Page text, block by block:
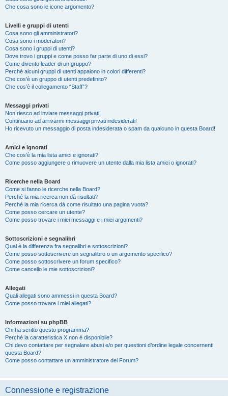
Che cosa sono le icone argomento?
Livelli e gruppi di utenti
Cosa sono gli amministratori?
Cosa sono i moderatori?
Cosa sono i gruppi di utenti?
Dove trovo i gruppi e come posso far parte di uno di essi?
Come divento leader di un gruppo?
Perché alcuni gruppi di utenti appaiono in colori differenti?
Che cos’è un gruppo di utenti predefinito?
Che cos’è il collegamento “Staff”?
Messaggi privati
Non riesco ad inviare messaggi privati!
Continuano ad arrivarmi messaggi privati indesiderati!
Ho ricevuto un messaggio di posta indesiderata o spam da qualcuno in questa Board!
Amici e ignorati
Che cos’è la mia lista amici e ignorati?
Come posso aggiungere o rimuovere un utente dalla mia lista amici o ignorati?
Ricerche nella Board
Come si fanno le ricerche nella Board?
Perché la mia ricerca non dà risultati?
Perché la mia ricerca dà come risultato una pagina vuota?
Come posso cercare un utente?
Come posso trovare i miei messaggi e i miei argomenti?
Sottoscrizioni e segnalibri
Qual è la differenza fra segnalibri e sottoscrizioni?
Come posso sottoscrivere un segnalibro o un argomento specifico?
Come posso sottoscrivere un forum specifico?
Come cancello le mie sottoscrizioni?
Allegati
Quali allegati sono ammessi in questa Board?
Come posso trovare i miei allegati?
Informazioni su phpBB
Chi ha scritto questo programma?
Perché la caratteristica X non è disponibile?
Chi devo contattare per segnalare abusi e/o per questioni d’ordine legale concernenti
questa Board?
Come posso contattare un amministratore del Forum?
Connessione e registrazione